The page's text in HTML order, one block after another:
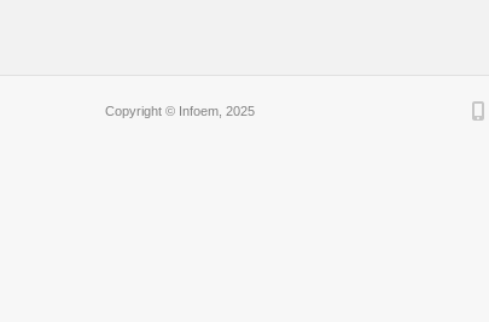
Copyright © Infoem, 2025